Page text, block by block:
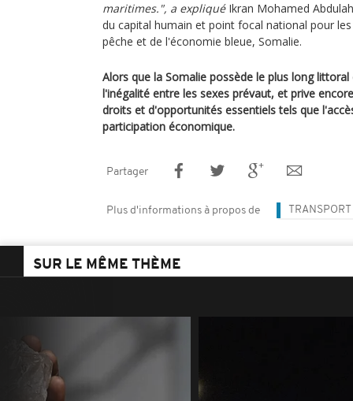
maritimes.", a expliquéIkran Mohamed
du capital humain et point focal national pour
pêche et de l'économie bleue, Somalie.
Alors que la Somalie possède le plus long
l'inégalité entre les sexes prévaut, et prive
droits et d'opportunités essentiels tels que
participation économique.
Partager
Plus d'informations à propos de
SUR LE MÊME THÈME